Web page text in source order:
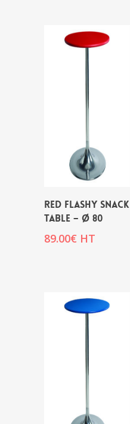
RED FLASHY SNACK
TABLE – Ø 80
89.00€ HT